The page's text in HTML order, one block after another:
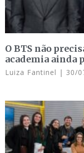
O BTS não
academia ainda
Luiza Fantinel 30/